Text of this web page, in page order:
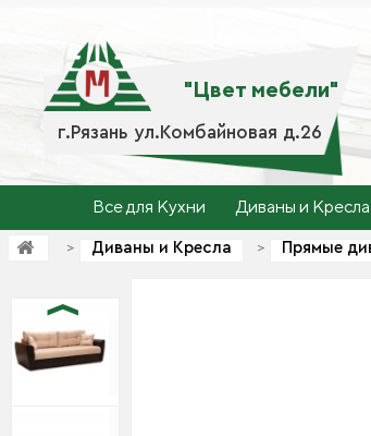
г.Рязань ул.Комбайновая д.26
"Цвет мебели"
Все для Кухни Диваны и Кресла
> Диваны и Кресла > Прямые